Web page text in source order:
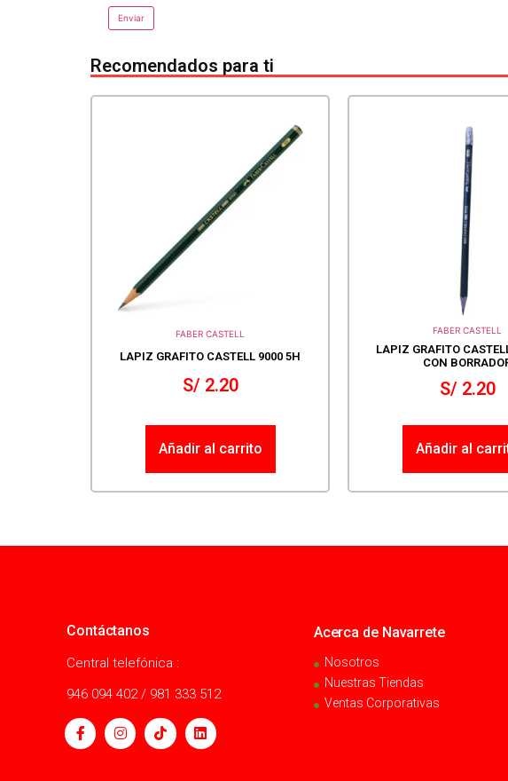
Recomendados para ti
FABER CASTELL
LAPIZ GRAFITO CASTELL 9000 5H
S/2.20
Añadir al carrito
FABER CASTELL
LAPIZ GRAFITO
CON
S/2.20
Añadir al
Contáctanos
Central telefónica :
946 094 402 / 981 333 512
Acerca de Navarrete
Nosotros
Nuestras Tiendas
Ventas Corporativas